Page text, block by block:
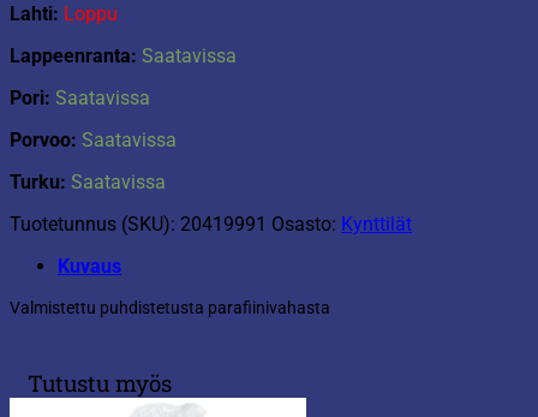
Lahti: Loppu
Lappeenranta: Saatavissa
Pori: Saatavissa
Porvoo: Saatavissa
Turku: Saatavissa
Tuotetunnus (SKU): 20419991 Osasto: Kynttilät
Kuvaus
Valmistettu puhdistetusta parafiinivahasta
Tutustu myös